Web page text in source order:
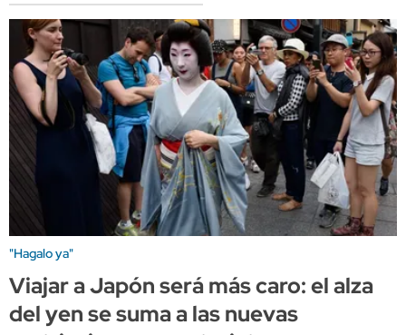
"Hagalo ya"
Viajar a Japón será más caro: el alza
del yen se suma a las nuevas